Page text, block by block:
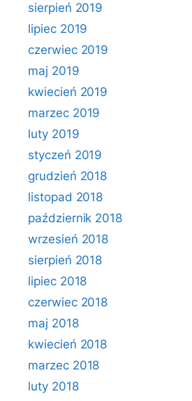
sierpień 2019
lipiec 2019
czerwiec 2019
maj 2019
kwiecień 2019
marzec 2019
luty 2019
styczeń 2019
grudzień 2018
listopad 2018
październik 2018
wrzesień 2018
sierpień 2018
lipiec 2018
czerwiec 2018
maj 2018
kwiecień 2018
marzec 2018
luty 2018